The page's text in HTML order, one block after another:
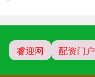
睿迎网 配资门户